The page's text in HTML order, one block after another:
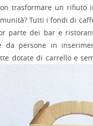
trasformare un rifiuto
Tutti i fondi di
parte dei bar e
da persone in
dotate di carrello e